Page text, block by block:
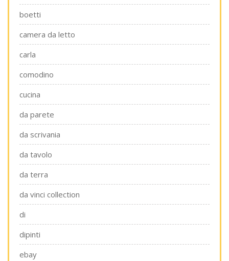
boetti
camera da letto
carla
comodino
cucina
da parete
da scrivania
da tavolo
da terra
da vinci collection
di
dipinti
ebay